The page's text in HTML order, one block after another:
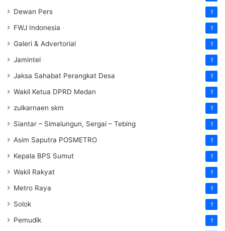
Dewan Pers 1
FWJ Indonesia 1
Galeri & Advertorial 1
Jamintel 1
Jaksa Sahabat Perangkat Desa 1
Wakil Ketua DPRD Medan 1
zulkarnaen skm 1
Siantar – Simalungun, Sergai – Tebing 1
Asim Saputra POSMETRO 1
Kepala BPS Sumut 1
Wakil Rakyat 1
Metro Raya 1
Solok 1
Pemudik 1